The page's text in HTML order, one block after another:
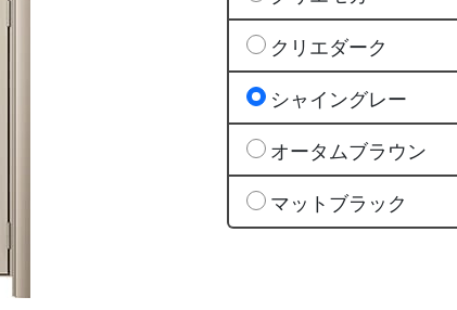
クリエダーク
シャイングレー
オータムブラウン
マットブラック